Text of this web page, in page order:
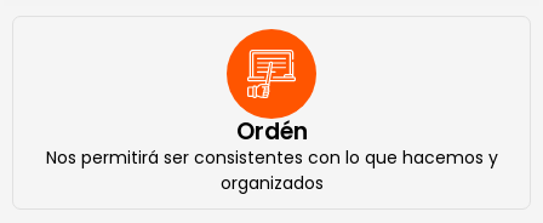
Ordén
Nos permitirá ser consistentes con lo que hacemos y
organizados